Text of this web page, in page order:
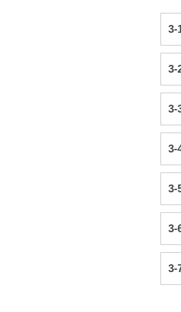
3-
3-
3-
3-
3-
3-
3-